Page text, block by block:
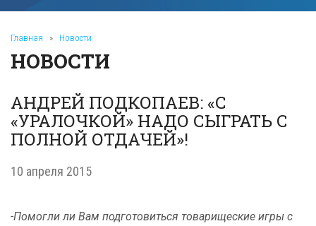
Главная » Новости
НОВОСТИ
АНДРЕЙ ПОДКОПАЕВ: «С
«УРАЛОЧКОЙ» НАДО СЫГРАТЬ С
ПОЛНОЙ ОТДАЧЕЙ»!
10 апреля 2015
-Помогли ли Вам подготовиться товарищеские игры с